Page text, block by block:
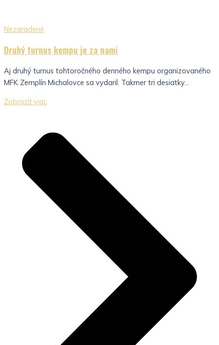
Nezaradené
Druhý turnus kempu je za nami
Aj druhý turnus tohtoročného denného kempu organizovaného
MFK Zemplín Michalovce sa vydaril. Takmer tri desiatky...
Zobraziť viac